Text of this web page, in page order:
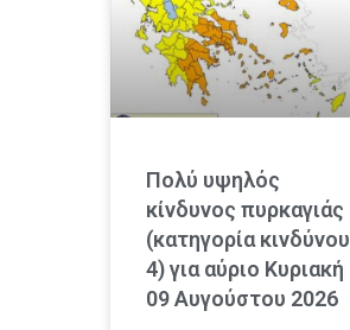
Πολύ υψηλός
κίνδυνος πυρκαγιάς
(κατηγορία κινδύνου
4) για αύριο Κυριακή
09 Αυγούστου 2026